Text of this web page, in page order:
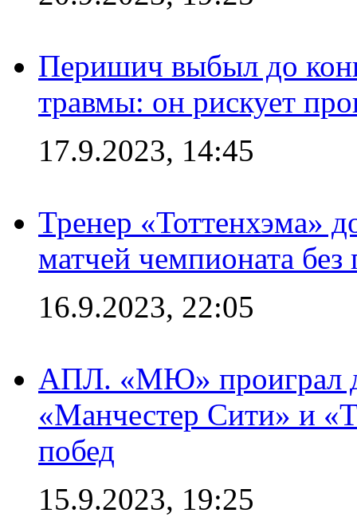
Перишич выбыл до
травмы: он рискует
17.9.2023, 14:45
Тренер «Тоттенхэма»
матчей чемпионата
16.9.2023, 22:05
АПЛ. «МЮ» проиграл
«Манчестер Сити» и
побед
15.9.2023, 19:25